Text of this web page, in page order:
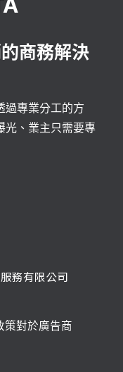
商務解決
過專業分工的方
光、業主只需要專
務有限公司
策對於廣告商